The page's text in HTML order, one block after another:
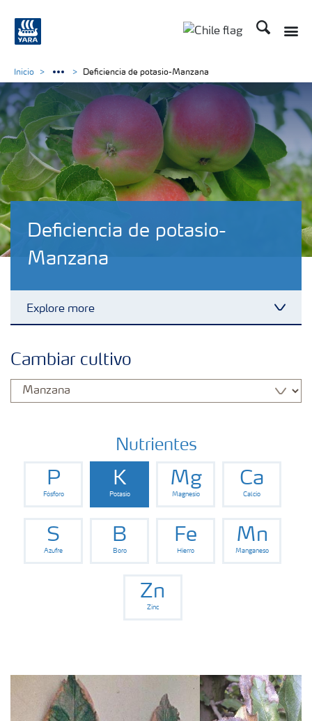
Buscar
Deficiencia de potasio-
Manzana
Explore more
Fertilizantes
Portafolio de Agricultura Digital
Almacenaje y manejo de fertilizantes
Soluciones por cultivos
Inicio Deficiencia de potasio-Manzana
Cambiar cultivo
Nutrientes
P
Fósforo
K
Potasio
Mg
Magnesio
Ca
Calcio
S
Azufre
B
Boro
Fe
Hierro
Mn
Manganeso
Zn
Zinc